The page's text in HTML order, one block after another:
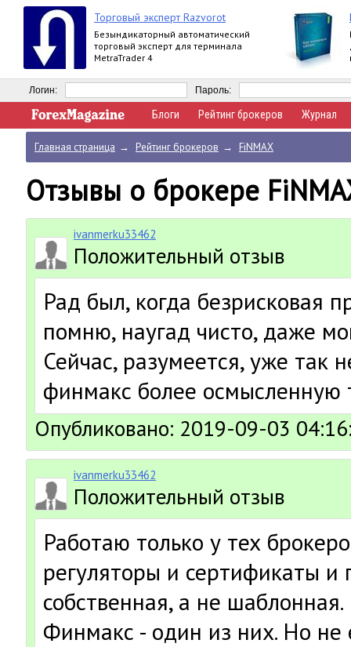
Торговый эксперт Razvorot
Безындикаторный автоматический
торговый эксперт для терминала
MetraTrader 4
Логин: Пароль:
Блоги Рейтинг брокеров Журнал
Главная страница → Рейтинг брокеров → FiNMAX
Отзывы о брокере
ivanmerku33462
Положительный отзыв
Рад был, когда безрисковая
помню, наугад чисто, даже
Сейчас, разумеется, уже так
финмакс более осмысленную
Опубликовано: 2019-09-03
ivanmerku33462
Положительный отзыв
Работаю только у тех
регуляторы и сертификаты и
собственная, а не шаблонная.
Финмакс - один из них. Но не